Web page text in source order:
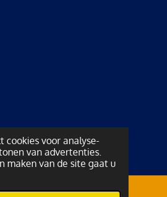
cookies voor analyse-
van advertenties.
maken van de site gaat u